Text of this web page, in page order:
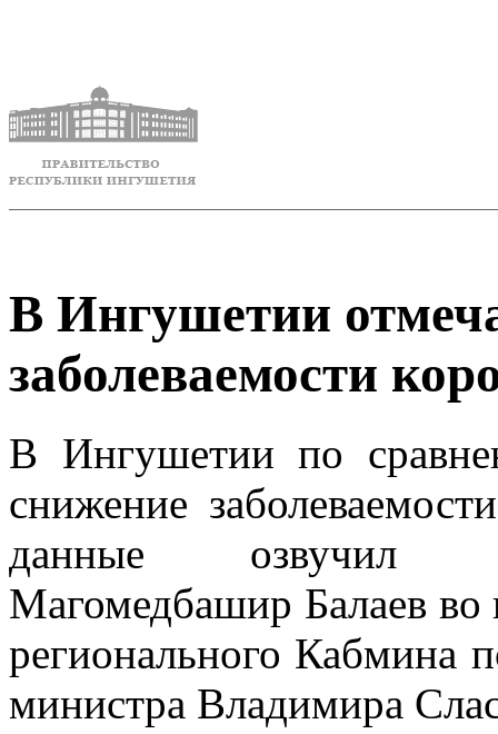
В Ингушетии
заболеваемости
В Ингушетии по
снижение
данные озвучил
Магомедбашир Балаев во
регионального Кабмина
министра Владимира